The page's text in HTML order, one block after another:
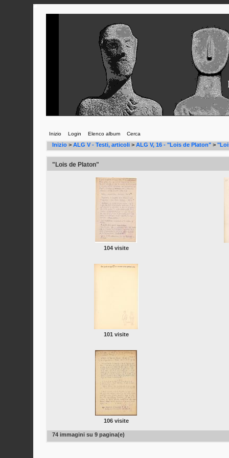
Inizio Login Elenco album Cerca
Inizio > ALG V - Testi, articoli > ALG V, 16 - "Lois de Platon" >
"Lois de Platon"
104 visite
101 visite
106 visite
74 immagini su 9 pagina(e)